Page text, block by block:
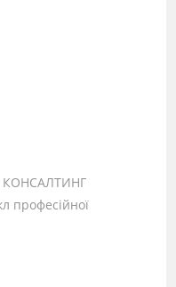
КОНСАЛТИНГ
професійної